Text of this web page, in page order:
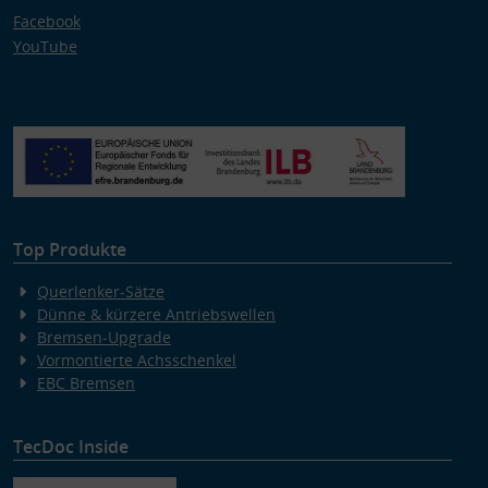
Facebook
YouTube
Top Produkte
Querlenker-Sätze
Dünne & kürzere Antriebswellen
Bremsen-Upgrade
Vormontierte Achsschenkel
EBC Bremsen
TecDoc Inside